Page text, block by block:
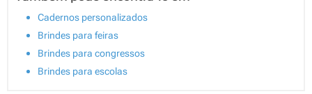
Cadernos personalizados
Brindes para feiras
Brindes para congressos
Brindes para escolas